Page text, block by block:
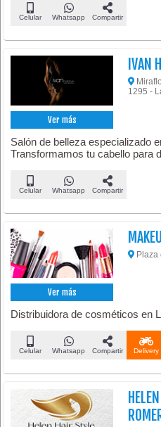
Celular Whatsapp Compartir
Ver más
IVAN
1295 -
Salón de belleza especializado
Transformamos tu cabello para
Celular Whatsapp Compartir
Ver más
Plaza
Distribuidora de cosméticos en
Celular Whatsapp Compartir Delivery